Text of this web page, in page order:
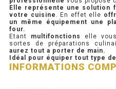
PRÉSENTOIR À
PROFONDEUR 300
PROFONDEUR 400
Elle représente une solution
votre cuisine . En effet elle
un même équipement une
four.
Etant multifonctions
elle
sortes de préparations
aurez tout a porter de main.
Idéal pour équiper tout type
INFORMATIONS